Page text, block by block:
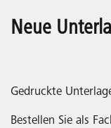
Neue
Gedruckte
Bestellen Sie als